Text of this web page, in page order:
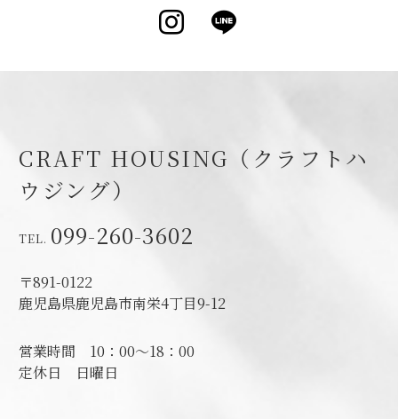
Instagram
CRAFT HOUSING（クラフトハ
ウジング）
099-260-3602
〒891-0122
鹿児島県鹿児島市南栄4丁目9-12
営業時間 10：00～18：00
定休日
日曜日